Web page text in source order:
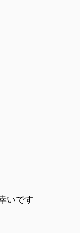
いです